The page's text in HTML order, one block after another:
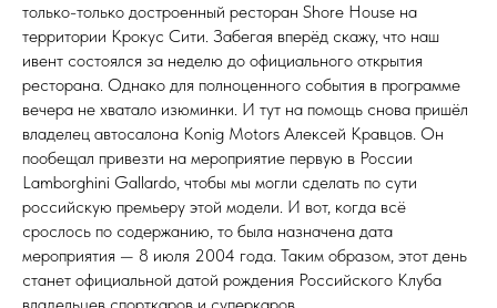
только-только достроенный ресторан Shore House на
территории Крокус Сити. Забегая вперёд скажу, что наш
ивент состоялся за неделю до официального открытия
ресторана. Однако для полноценного события в программе
вечера не хватало изюминки. И тут на помощь снова пришёл
владелец автосалона Konig Motors Алексей Кравцов. Он
пообещал привезти на мероприятие первую в Роcсии
Lamborghini Gallardo, чтобы мы могли сделать по сути
российскую премьеру этой модели. И вот, когда всё
срослось по содержанию, то была назначена дата
мероприятия — 8 июля 2004 года. Таким образом, этот день
станет официальной датой рождения Российского Клуба